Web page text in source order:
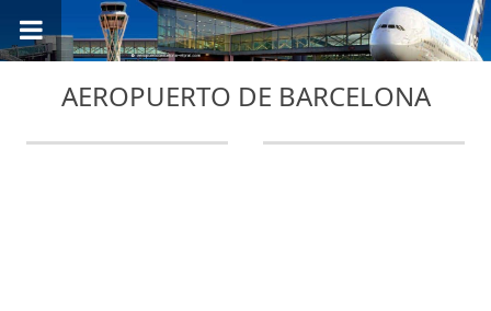
AEROPUERTO DE BARCELONA